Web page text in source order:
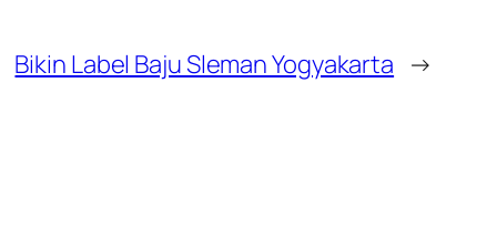
Bikin Label Baju Sleman Yogyakarta →